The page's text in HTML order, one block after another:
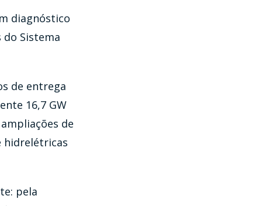
diagnóstico
do Sistema
de entrega
16,7 GW
de
hidrelétricas
pela